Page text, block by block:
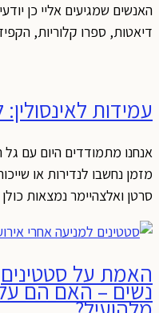
האנשים שמגיעים אליי כן
דיאטות, ספרו קלוריות,
עמידות
אנחנו מתמודדים היום עם
מזמן נחשבו לנדירות או
סרטן ואלצהיימר נמצאות כולן
האמת על
נשים – האם הם